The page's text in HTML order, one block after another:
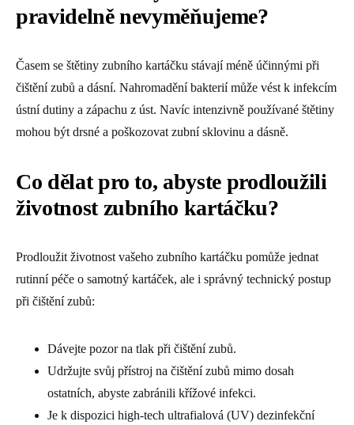
pravidelně nevyměňujeme?
Časem se štětiny zubního kartáčku stávají méně účinnými při
čištění zubů a dásní. Nahromadění bakterií může vést k infekcím
ústní dutiny a zápachu z úst. Navíc intenzivně používané štětiny
mohou být drsné a poškozovat zubní sklovinu a dásně.
Co dělat pro to, abyste prodloužili
životnost zubního kartáčku?
Prodloužit životnost vašeho zubního kartáčku pomůže jednat
rutinní péče o samotný kartáček, ale i správný technický postup
při čištění zubů:
Dávejte pozor na tlak při čištění zubů.
Udržujte svůj přístroj na čištění zubů mimo dosah
ostatních, abyste zabránili křížové infekci.
Je k dispozici high-tech ultrafialová (UV) dezinfekční